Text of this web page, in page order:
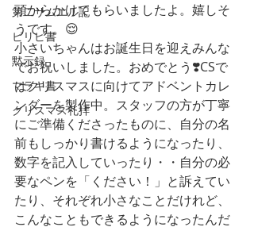
第二サムエル記
ピリピ書
黙示録
マラキ書
クリスマス礼拝
頭からかけてもらいましたよ。嬉しそ
うです。😌
小さいちゃんはお誕生日を迎えみんな
でお祝いしました。おめでとう❣️CSで
はクリスマスに向けてアドベントカレ
ンダーを製作中。スタッフの方が丁寧
にご準備くださったものに、自分の名
前もしっかり書けるようになったり、
数字を記入していったり・・自分の必
要なペンを「ください！」と訴えてい
たり、それぞれ小さなことだけれど、
こんなこともできるようになったんだ